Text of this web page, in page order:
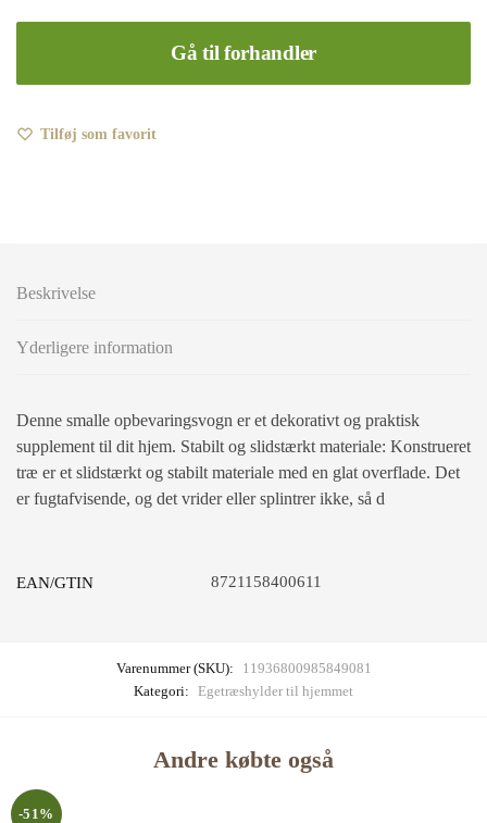
Gå til forhandler
Tilføj som favorit
Beskrivelse
Yderligere information
Denne smalle opbevaringsvogn er et dekorativt og praktisk
supplement til dit hjem. Stabilt og slidstærkt materiale: Konstrueret
træ er et slidstærkt og stabilt materiale med en glat overflade. Det
er fugtafvisende, og det vrider eller splintrer ikke, så d
EAN/GTIN 8721158400611
Varenummer (SKU):
11936800985849081
Kategori: Egetræshylder til hjemmet
Andre købte også
-51%